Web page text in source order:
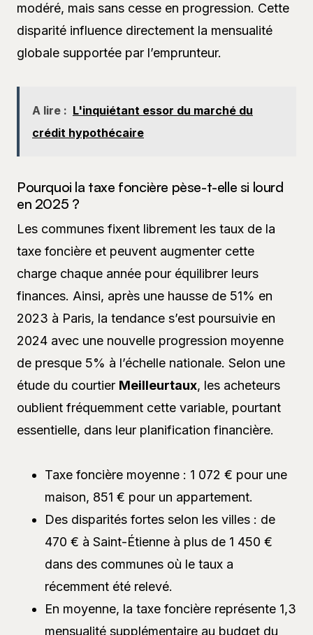
modéré, mais sans cesse en progression. Cette
disparité influence directement la mensualité
globale supportée par l’emprunteur.
A lire : L'inquiétant essor du marché du
crédit hypothécaire
Pourquoi la taxe foncière pèse-t-elle si lourd
en 2025 ?
Les communes fixent librement les taux de la
taxe foncière et peuvent augmenter cette
charge chaque année pour équilibrer leurs
finances. Ainsi, après une hausse de 51% en
2023 à Paris, la tendance s’est poursuivie en
2024 avec une nouvelle progression moyenne
de presque 5% à l’échelle nationale. Selon une
étude du courtier Meilleurtaux, les acheteurs
oublient fréquemment cette variable, pourtant
essentielle, dans leur planification financière.
Taxe foncière moyenne : 1 072 € pour une
maison, 851 € pour un appartement.
Des disparités fortes selon les villes : de
470 € à Saint-Étienne à plus de 1 450 €
dans des communes où le taux a
récemment été relevé.
En moyenne, la taxe foncière représente 1,3
mensualité supplémentaire au budget du